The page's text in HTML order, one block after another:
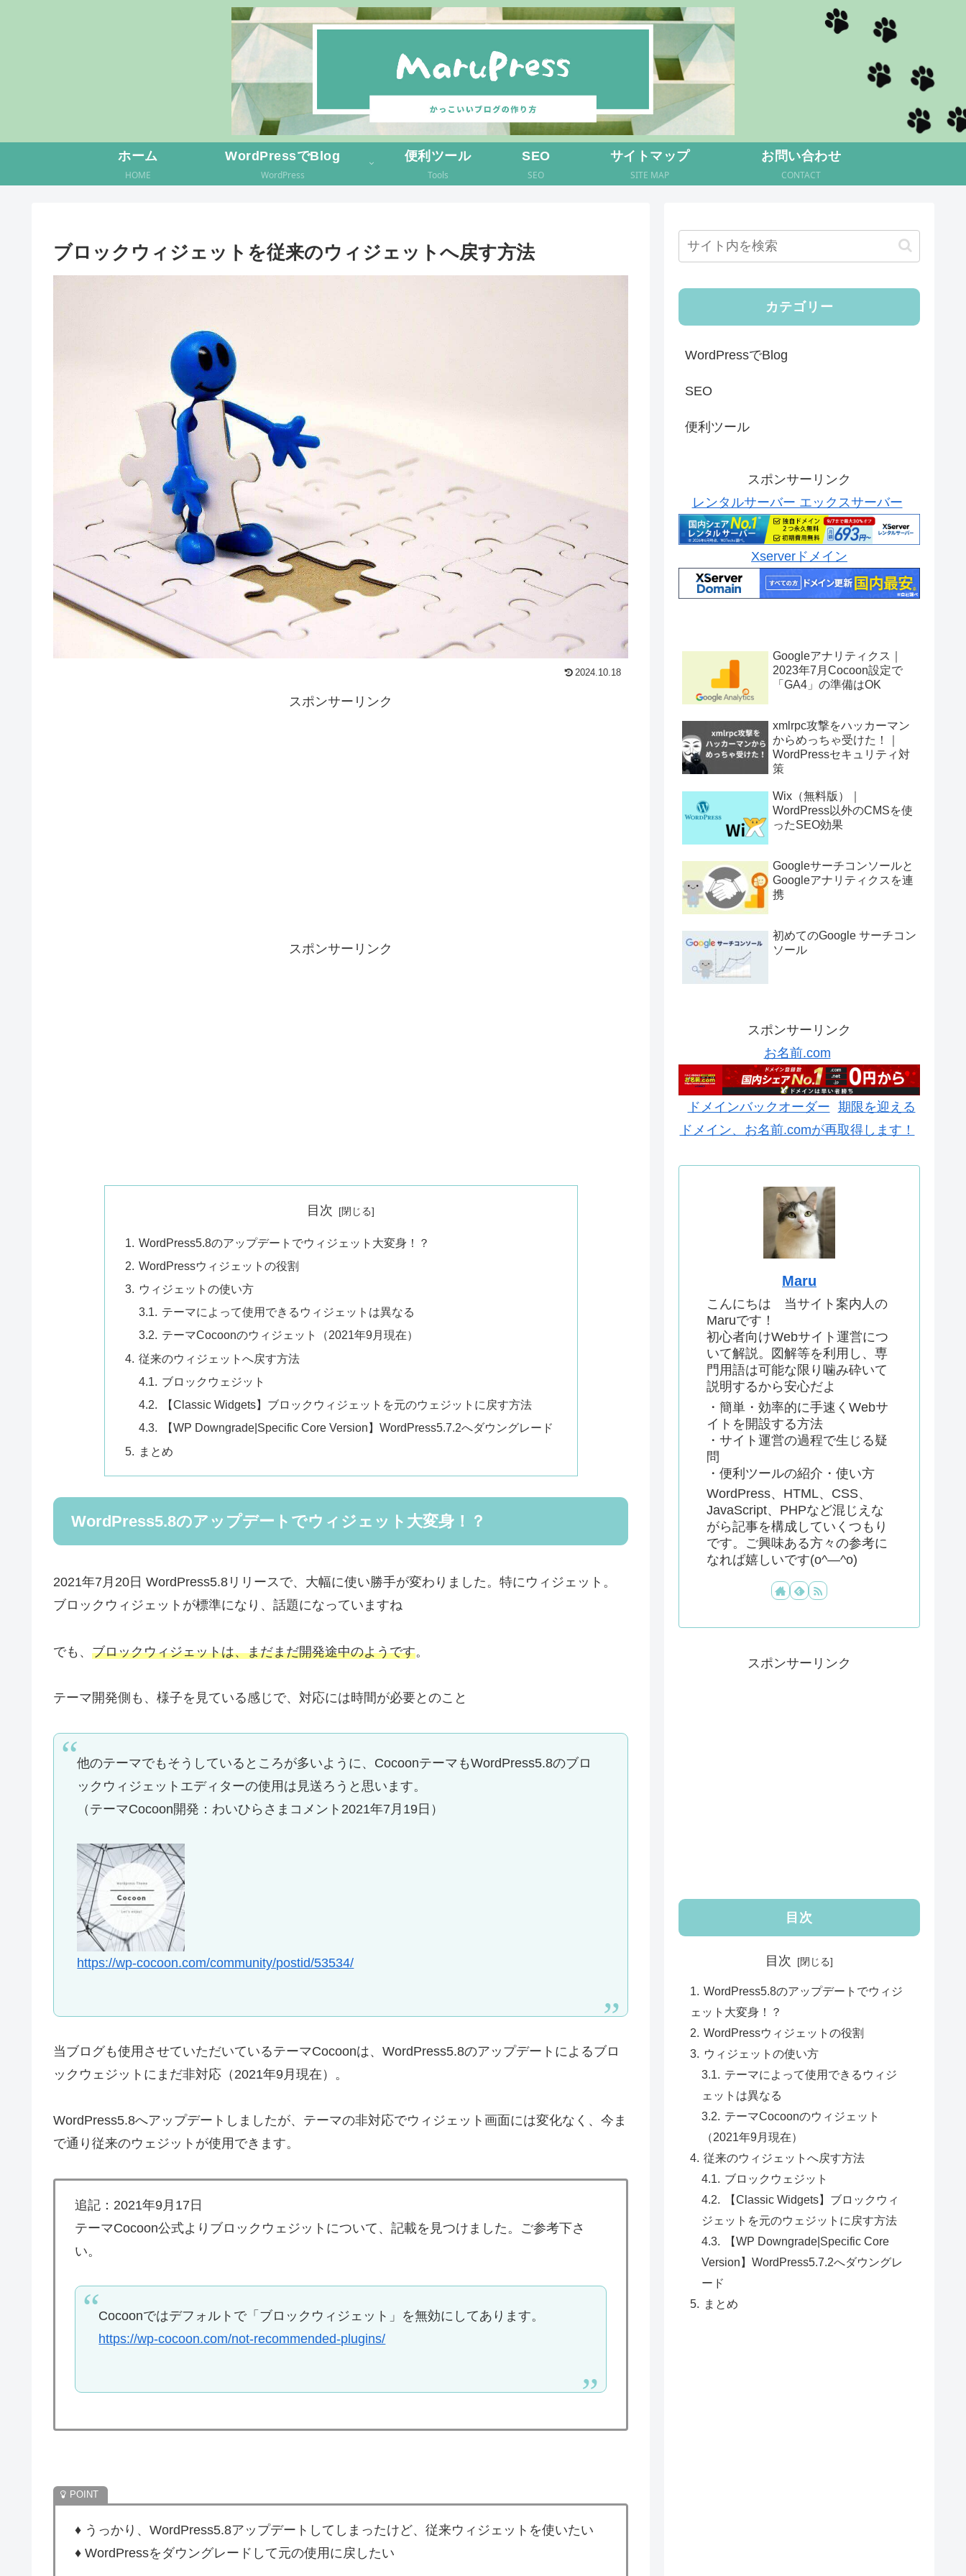
ホーム
HOME
WordPressでBlog
WordPress
便利ツール
Tools
SEO
SEO
サイトマップ
SITE MAP
お問い合わせ
CONTACT
ブロックウィジェットを従来のウィジェットへ戻す方法
2024.10.18
スポンサーリンク
スポンサーリンク
目次
WordPress5.8のアップデートでウィジェット大変身！？
WordPressウィジェットの役割
ウィジェットの使い方
テーマによって使用できるウィジェットは異なる
テーマCocoonのウィジェット（2021年9月現在）
従来のウィジェットへ戻す方法
ブロックウェジット
【Classic Widgets】ブロックウィジェットを元のウェジットに戻す方法
【WP Downgrade|Specific Core Version】WordPress5.7.2へダウングレード
まとめ
WordPress5.8のアップデートでウィジェット大変身！？
2021年7月20日 WordPress5.8リリースで、大幅に使い勝手が変わりました。特にウィジェット。
ブロックウィジェットが標準になり、話題になっていますね
でも、 ブロックウィジェットは、まだまだ開発途中のようです。
テーマ開発側も、様子を見ている感じで、対応には時間が必要とのこと
他のテーマでもそうしているところが多いように、CocoonテーマもWordPress5.8のブロ
ックウィジェットエディターの使用は見送ろうと思います。
（テーマCocoon開発：わいひらさまコメント2021年7月19日）
https://wp-cocoon.com/community/postid/53534/
当ブログも使用させていただいているテーマCocoonは、WordPress5.8のアップデートによるブロ
ックウェジットにまだ非対応（2021年9月現在）。
WordPress5.8へアップデートしましたが、テーマの非対応でウィジェット画面には変化なく、今ま
で通り従来のウェジットが使用できます。
追記：2021年9月17日
テーマCocoon公式よりブロックウェジットについて、記載を見つけました。ご参考下さ
い。
Cocoonではデフォルトで「ブロックウィジェット」を無効にしてあります。
https://wp-cocoon.com/not-recommended-plugins/
♦ うっかり、WordPress5.8アップデートしてしまったけど、従来ウィジェットを使いたい
♦ WordPressをダウングレードして元の使用に戻したい
カテゴリー
WordPressでBlog
SEO
便利ツール
スポンサーリンク
レンタルサーバー エックスサーバー
Xserverドメイン
Googleアナリティクス｜
2023年7月Cocoon設定で
「GA4」の準備はOK
xmlrpc攻撃をハッカーマン
からめっちゃ受けた！｜
WordPressセキュリティ対
策
Wix（無料版）｜
WordPress以外のCMSを使
ったSEO効果
Googleサーチコンソールと
Googleアナリティクスを連
携
初めてのGoogle サーチコン
ソール
スポンサーリンク
お名前.com
ドメインバックオーダー 期限を迎える
ドメイン、お名前.comが再取得します！
Maru
こんにちは 当サイト案内人の
Maruです！
初心者向けWebサイト運営につ
いて解説。図解等を利用し、専
門用語は可能な限り噛み砕いて
説明するから安心だよ
・簡単・効率的に手速くWebサ
イトを開設する方法
・サイト運営の過程で生じる疑
問
・便利ツールの紹介・使い方
WordPress、HTML、CSS、
JavaScript、PHPなど混じえな
がら記事を構成していくつもり
です。ご興味ある方々の参考に
なれば嬉しいです(o^―^o)
スポンサーリンク
目次
目次
WordPress5.8のアップデートでウィジ
ェット大変身！？
WordPressウィジェットの役割
ウィジェットの使い方
テーマによって使用できるウィジ
ェットは異なる
テーマCocoonのウィジェット
（2021年9月現在）
従来のウィジェットへ戻す方法
ブロックウェジット
【Classic Widgets】ブロックウィ
ジェットを元のウェジットに戻す方法
【WP Downgrade|Specific Core
Version】WordPress5.7.2へダウングレ
ード
まとめ